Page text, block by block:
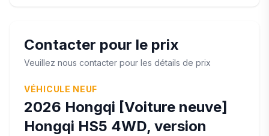
Contacter pour le prix
Veuillez nous contacter pour les détails de prix
VÉHICULE NEUF
2026 Hongqi [Voiture neuve]
Hongqi HS5 4WD, version